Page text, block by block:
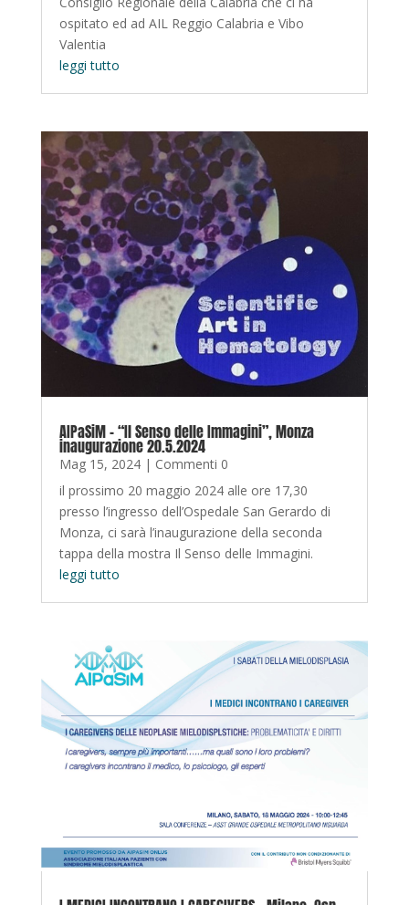
ospitato ed ad AIL Reggio Calabria e Vibo
Valentia
leggi tutto
AIPaSiM – “Il Senso delle Immagini”, Monza
inaugurazione 20.5.2024
Mag 15, 2024| Commenti 0
il prossimo 20 maggio 2024 alle ore 17,30
presso l’ingresso dell’Ospedale San Gerardo di
Monza, ci sarà l’inaugurazione della seconda
tappa della mostra Il Senso delle Immagini.
leggi tutto